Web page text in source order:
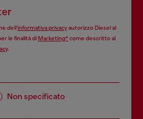
dell’informativa privacyautorizzo Diesel al
le finalità diMarketing*come descritto al
.
Non specificato